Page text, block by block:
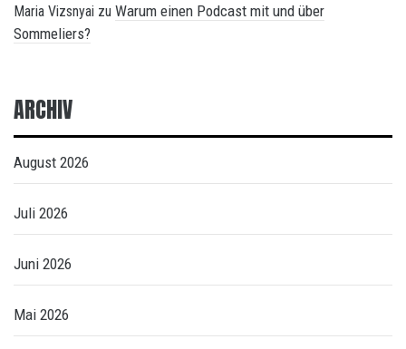
Maria Vizsnyai zu Warum einen Podcast mit und über
Sommeliers?
ARCHIV
August 2026
Juli 2026
Juni 2026
Mai 2026